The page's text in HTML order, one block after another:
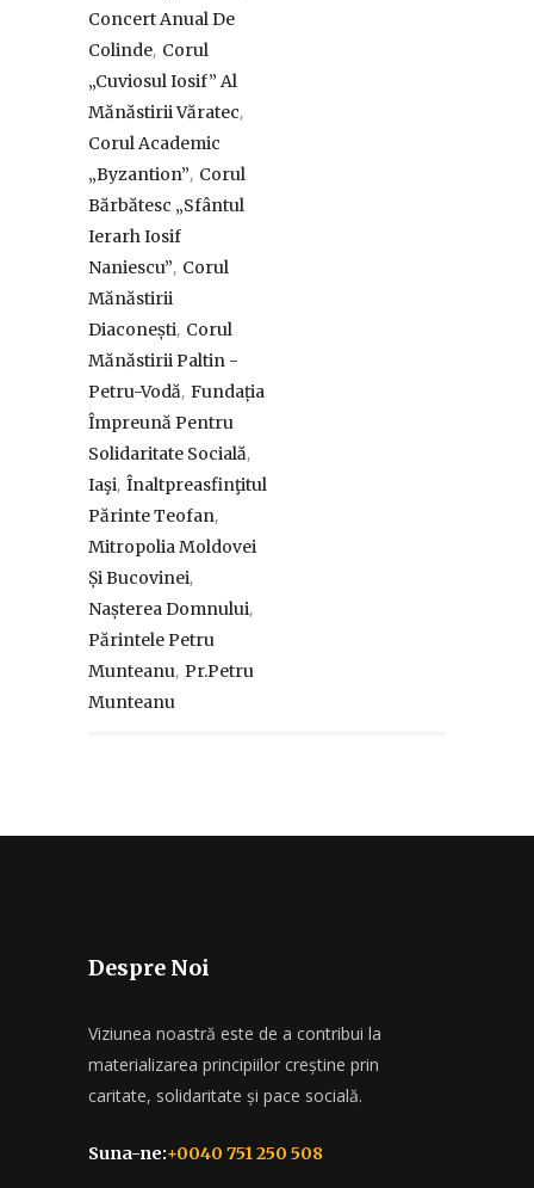
Concert Anual De
Colinde, Corul
„Cuviosul Iosif” Al
Mănăstirii Văratec,
Corul Academic
„Byzantion”, Corul
Bărbătesc „Sfântul
Ierarh Iosif
Naniescu”, Corul
Mănăstirii
Diaconești, Corul
Mănăstirii Paltin -
Petru-Vodă, Fundația
Împreună Pentru
Solidaritate Socială,
Iaşi, Înaltpreasfinţitul
Părinte Teofan,
Mitropolia Moldovei
Și Bucovinei,
Nașterea Domnului,
Părintele Petru
Munteanu, Pr.Petru
Munteanu
Despre Noi
Viziunea noastră este de a contribui la
materializarea principiilor creștine prin
caritate, solidaritate și pace socială.
Suna-ne:+0040 751 250 508